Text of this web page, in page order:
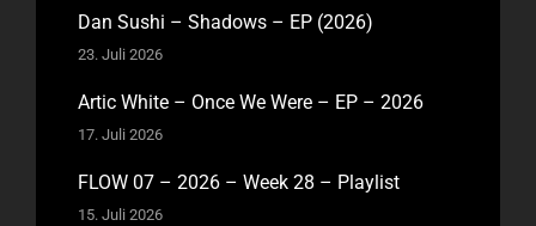
Dan Sushi – Shadows – EP (2026)
23. Juli 2026
Artic White – Once We Were – EP – 2026
17. Juli 2026
FLOW 07 – 2026 – Week 28 – Playlist
15. Juli 2026